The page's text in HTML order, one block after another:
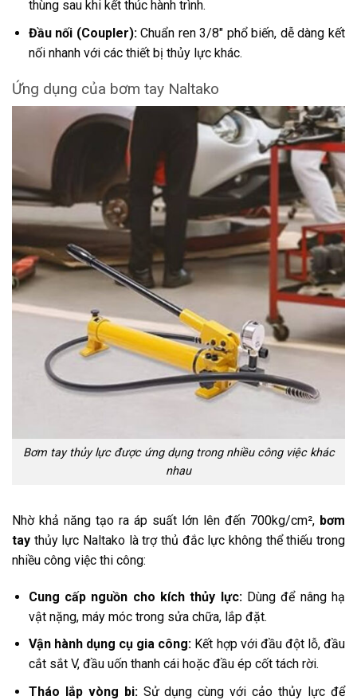
thùng sau khi kết thúc hành trình.
Đầu nối (Coupler):Chuẩn ren 3/8″ phổ biến, dễ dàng kết
nối nhanh với các thiết bị thủy lực khác.
Ứng dụng của bơm tay Naltako
Bơm tay thủy lực được ứng dụng trong nhiều công việc khác
nhau
Nhờ khả năng tạo ra áp suất lớn lên đến 700kg/cm², bơm
tay thủy lực Naltako là trợ thủ đắc lực không thể thiếu trong
nhiều công việc thi công:
Cung cấp nguồn cho kích thủy lực:Dùng để nâng hạ
vật nặng, máy móc trong sửa chữa, lắp đặt.
Vận hành dụng cụ gia công: Kết hợp với đầu đột lỗ, đầu
cắt sắt V, đầu uốn thanh cái hoặc đầu ép cốt tách rời.
Tháo lắp vòng bi:Sử dụng cùng với cảo thủy lực để